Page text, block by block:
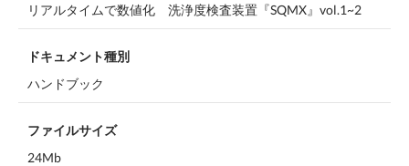
リアルタイムで数値化 洗浄度検査装置『SQMX』vol.1~2
ドキュメント種別
ハンドブック
ファイルサイズ
24Mb